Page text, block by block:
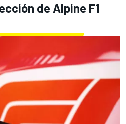
de Alpine F1